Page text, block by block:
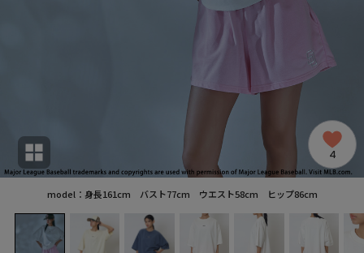
4
model：身長161cm バスト77cm ウエスト58cm ヒップ86cm